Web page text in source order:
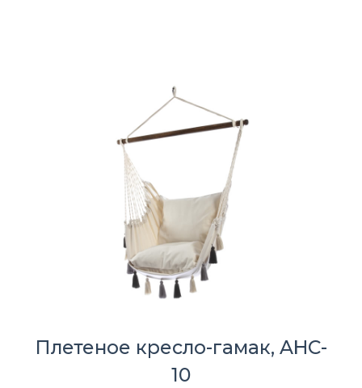
Плетеное кресло-гамак, AHC-
10